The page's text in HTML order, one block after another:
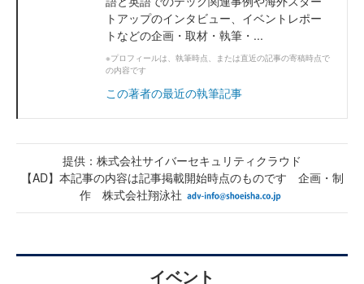
トアップのインタビュー、イベントレポー
トなどの企画・取材・執筆・...
※プロフィールは、執筆時点、または直近の記事の寄稿時点で
の内容です
この著者の最近の執筆記事
提供：株式会社サイバーセキュリティクラウド
【AD】本記事の内容は記事掲載開始時点のものです 企画・制
作 株式会社翔泳社
イベント